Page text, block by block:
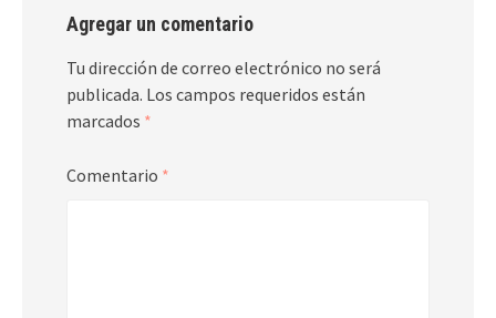
Agregar un comentario
Tu dirección de correo electrónico no será
publicada. Los campos requeridos están
marcados *
Comentario *